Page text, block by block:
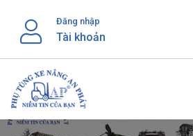
content
Đăng nhập
Tài khoản